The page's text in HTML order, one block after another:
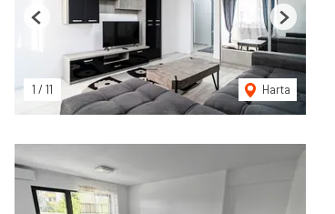
1 / 11 Harta
Previous Next